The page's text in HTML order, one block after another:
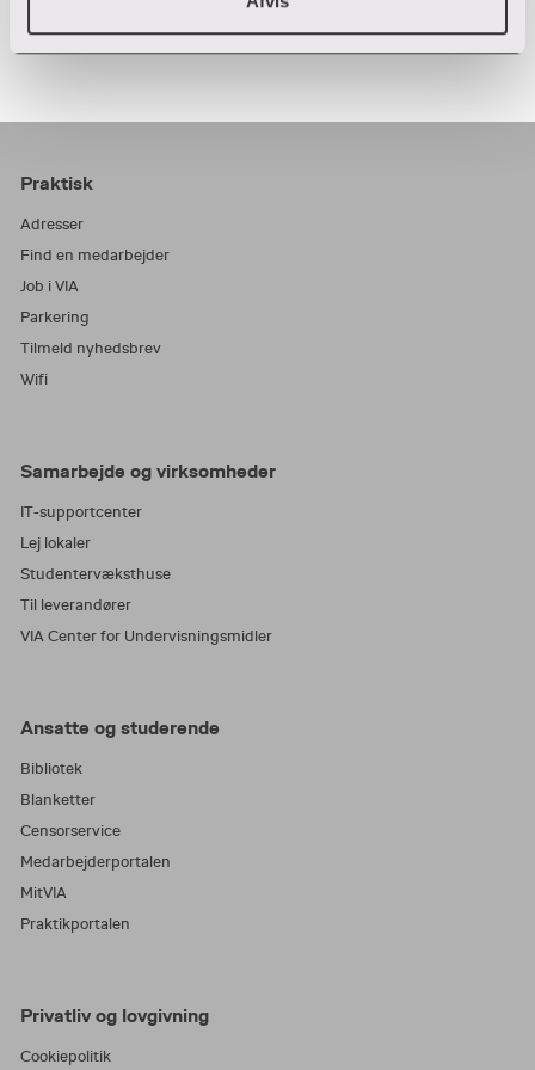
Praktisk
Adresser
Find en medarbejder
Job i VIA
Parkering
Tilmeld nyhedsbrev
Wifi
Samarbejde og virksomheder
IT-supportcenter
Lej lokaler
Studentervæksthuse
Til leverandører
VIA Center for Undervisningsmidler
Ansatte og studerende
Bibliotek
Blanketter
Censorservice
Medarbejderportalen
MitVIA
Praktikportalen
Privatliv og lovgivning
Cookiepolitik